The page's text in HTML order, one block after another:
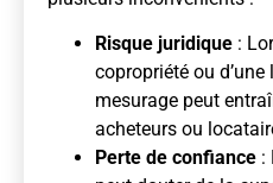
Risque juridique :
copropriété ou d’une
mesurage peut
acheteurs ou
Perte de confiance :